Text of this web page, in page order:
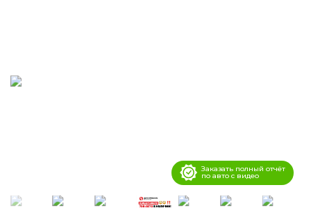
Заказать полный отчёт
по авто с видео